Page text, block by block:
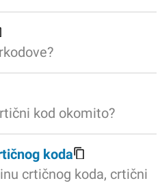
kod okomito?
koda
crtičnog koda, crtični